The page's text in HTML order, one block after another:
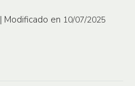
| Modificado en 10/07/2025